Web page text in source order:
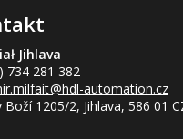
Jihlava
734 281 382
@hdl-automation.cz
Boží 1205/2, Jihlava, 586 01